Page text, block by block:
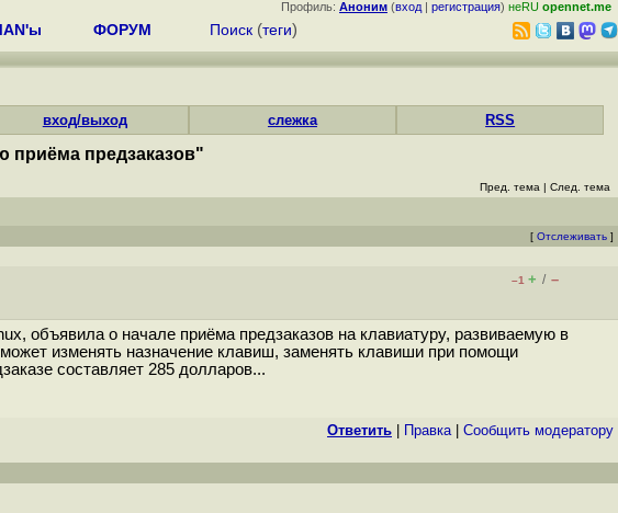
Профиль: Аноним (вход | регистрация) неRU opennet.me
ФОРУМ Поиск (теги)
вход/выход слежка RSS
приёма предзаказов"
Пред. тема | След. тема
[ Отслеживать ]
–1 + / –
объявила о начале приёма предзаказов на клавиатуру, развиваемую в
изменять назначение клавиш, заменять клавиши при помощи
составляет 285 долларов...
Ответить Правка| Cообщить модератору